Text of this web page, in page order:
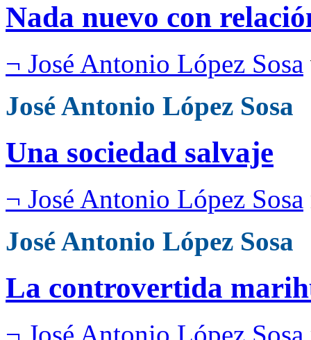
Nada nuevo con
¬ José Antonio López Sosa
José Antonio López Sosa
Una sociedad salvaje
¬ José Antonio López Sosa
José Antonio López Sosa
La controvertida
¬ José Antonio López Sosa